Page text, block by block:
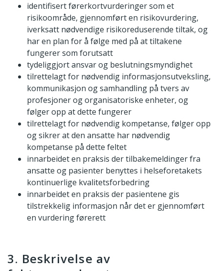
identifisert førerkortvurderinger som et
risikoområde, gjennomført en risikovurdering,
iverksatt nødvendige risikoreduserende tiltak, og
har en plan for å følge med på at tiltakene
fungerer som forutsatt
tydeliggjort ansvar og beslutningsmyndighet
tilrettelagt for nødvendig informasjonsutveksling,
kommunikasjon og samhandling på tvers av
profesjoner og organisatoriske enheter, og
følger opp at dette fungerer
tilrettelagt for nødvendig kompetanse, følger opp
og sikrer at den ansatte har nødvendig
kompetanse på dette feltet
innarbeidet en praksis der tilbakemeldinger fra
ansatte og pasienter benyttes i helseforetakets
kontinuerlige kvalitetsforbedring
innarbeidet en praksis der pasientene gis
tilstrekkelig informasjon når det er gjennomført
en vurdering førerett
3. Beskrivelse av